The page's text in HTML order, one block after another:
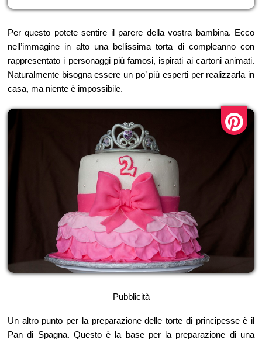
Per questo potete sentire il parere della vostra bambina. Ecco
nell’immagine in alto una bellissima torta di compleanno con
rappresentato i personaggi più famosi, ispirati ai cartoni animati.
Naturalmente bisogna essere un po’ più esperti per realizzarla in
casa, ma niente è impossibile.
Pubblicità
Un altro punto per la preparazione delle torte di principesse è il
Pan di Spagna. Questo è la base per la preparazione di una